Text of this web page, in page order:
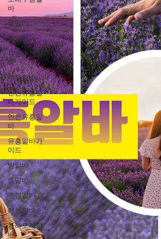
바
룸알바
룸알바
유흥주점알
바
주점알바
인천유흥알
바가이드
인천유흥알
바
유흥알바가
이드
밤알바
룸알바
주점알바
여성알바
가라오케알
바